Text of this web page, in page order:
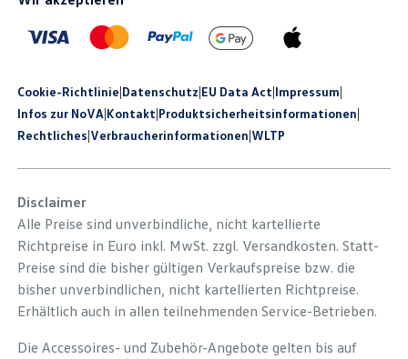
Cookie-Richtlinie|Datenschutz|EU Data Act|Impressum|
Infos zur NoVA|Kontakt|Produkt­sicherheits­informationen|
Rechtliches|Verbraucherinformationen|WLTP
Disclaimer
Alle Preise sind unverbindliche, nicht kartellierte
Richtpreise in Euro inkl. MwSt. zzgl. Versandkosten. Statt-
Preise sind die bisher gültigen Verkaufspreise bzw. die
bisher unverbindlichen, nicht kartellierten Richtpreise.
Erhältlich auch in allen teilnehmenden Service-Betrieben.
Die Accessoires- und Zubehör-Angebote gelten bis auf